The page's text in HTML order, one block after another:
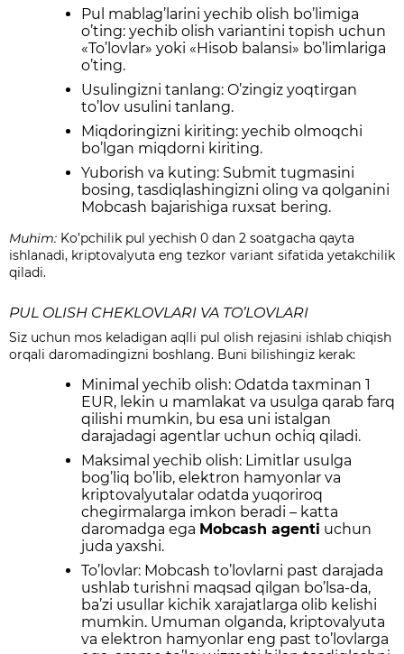
Pul mablag’larini yechib olish bo’limiga
o’ting: yechib olish variantini topish uchun
«To’lovlar» yoki «Hisob balansi» bo’limlariga
o’ting.
Usulingizni tanlang: O’zingiz yoqtirgan
to’lov usulini tanlang.
Miqdoringizni kiriting: yechib olmoqchi
bo’lgan miqdorni kiriting.
Yuborish va kuting: Submit tugmasini
bosing, tasdiqlashingizni oling va qolganini
Mobcash bajarishiga ruxsat bering.
Muhim: Ko’pchilik pul yechish 0 dan 2 soatgacha qayta
ishlanadi, kriptovalyuta eng tezkor variant sifatida yetakchilik
qiladi.
PUL OLISH CHEKLOVLARI VA TO’LOVLARI
Siz uchun mos keladigan aqlli pul olish rejasini ishlab chiqish
orqali daromadingizni boshlang. Buni bilishingiz kerak:
Minimal yechib olish: Odatda taxminan 1
EUR, lekin u mamlakat va usulga qarab farq
qilishi mumkin, bu esa uni istalgan
darajadagi agentlar uchun ochiq qiladi.
Maksimal yechib olish: Limitlar usulga
bog’liq bo’lib, elektron hamyonlar va
kriptovalyutalar odatda yuqoriroq
chegirmalarga imkon beradi – katta
daromadga ega Mobcash agenti uchun
juda yaxshi.
To’lovlar: Mobcash to’lovlarni past darajada
ushlab turishni maqsad qilgan bo’lsa-da,
ba’zi usullar kichik xarajatlarga olib kelishi
mumkin. Umuman olganda, kriptovalyuta
va elektron hamyonlar eng past to’lovlarga